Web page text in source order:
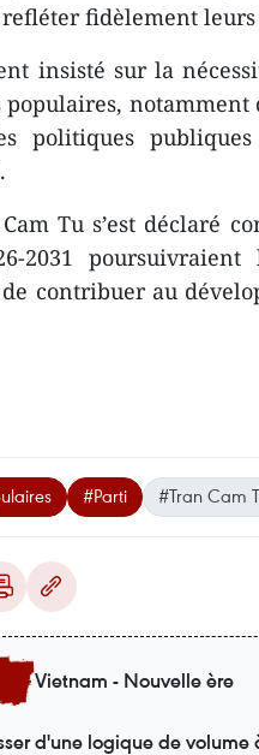
fidèlement
insisté sur la
populaires,
politiques
Tu s’est déclaré
2031
contribuer au
#Parti #Tran Cam
Vietnam - Nouvelle ère
d'une logique de